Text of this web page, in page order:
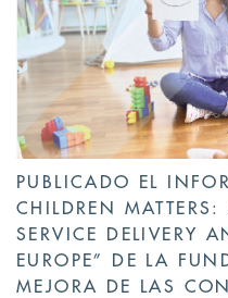
PUBLICADO EL
CHILDREN
SERVICE DELIVERY
EUROPE” DE LA
MEJORA DE LAS